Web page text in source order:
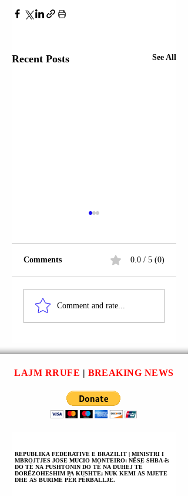
Recent Posts See All
OBSERVATORI
KUBANEZ I TË
KOMUNISTE TË
KUBËS PËR
BLLOKIMIN E
NDIHMËS PËR
ZONAT E
PREKURA NGA
QYTETARËT PO
VDESIN PËR BUKË.
Comments 0.0 / 5 (0)
Comment and rate...
LAJM RRUFE | BREAKING NEWS
REPUBLIKA FEDERATIVE E BRAZILIT | MINISTRI I
MBROJTJES JOSE MUCIO MONTEIRO: NËSE SHBA-ës
DO TË NA PUSHTONIN DO TË NA DUHEJ TË
DORËZOHESHIM PA KUSHTE; NUK KEMI AS MJETE
DHE AS BURIME PËR PËRBALLJE.